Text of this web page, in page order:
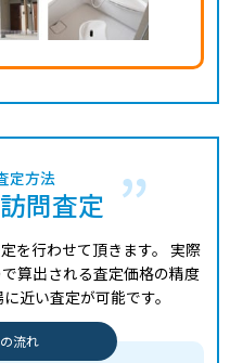
定方法
問査定
を行わせて頂きます。 実際
算出される査定価格の精度
近い査定が可能です。
流れ